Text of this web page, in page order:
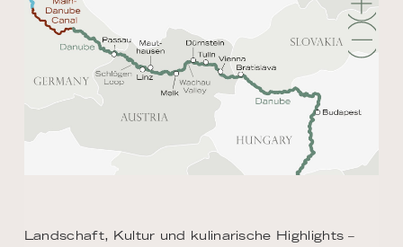
Landschaft, Kultur und kulinarische Highlights –